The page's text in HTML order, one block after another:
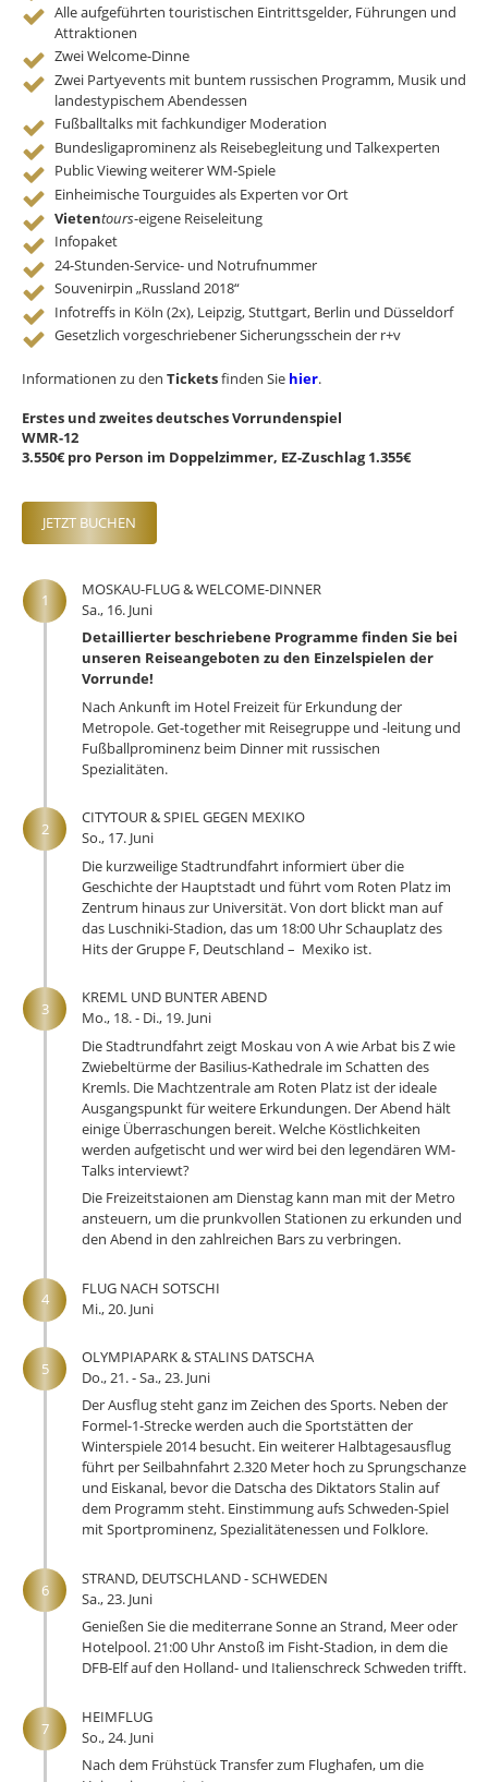
Alle aufgeführten touristischen Eintrittsgelder, Führungen und
Attraktionen
Zwei Welcome-Dinne
Zwei Partyevents mit buntem russischen Programm, Musik und
landestypischem Abendessen
Fußballtalks mit fachkundiger Moderation
Bundesligaprominenz als Reisebegleitung und Talkexperten
Public Viewing weiterer WM-Spiele
Einheimische Tourguides als Experten vor Ort
Vietentours-eigene Reiseleitung
Infopaket
24-Stunden-Service- und Notrufnummer
Souvenirpin „Russland 2018“
Infotreffs in Köln (2x), Leipzig, Stuttgart, Berlin und Düsseldorf
Gesetzlich vorgeschriebener Sicherungsschein der r+v
Informationen zu den Ticketsfinden Sie hier.
Erstes und zweites deutsches Vorrundenspiel
WMR-12
3.550€ pro Person im Doppelzimmer, EZ-Zuschlag 1.355€
JETZT BUCHEN
1
MOSKAU-FLUG & WELCOME-DINNER
Sa., 16. Juni
Detaillierter beschriebene Programme finden Sie bei
unseren Reiseangeboten zu den Einzelspielen der
Vorrunde!
Nach Ankunft im Hotel Freizeit für Erkundung der
Metropole. Get-together mit Reisegruppe und -leitung und
Fußballprominenz beim Dinner mit russischen
Spezialitäten.
2
CITYTOUR & SPIEL GEGEN MEXIKO
So., 17. Juni
Die kurzweilige Stadtrundfahrt informiert über die
Geschichte der Hauptstadt und führt vom Roten Platz im
Zentrum hinaus zur Universität. Von dort blickt man auf
das Luschniki-Stadion, das um 18:00 Uhr Schauplatz des
Hits der Gruppe F, Deutschland – Mexiko ist.
3
KREML UND BUNTER ABEND
Mo., 18. - Di., 19. Juni
Die Stadtrundfahrt zeigt Moskau von A wie Arbat bis Z wie
Zwiebeltürme der Basilius-Kathedrale im Schatten des
Kremls. Die Machtzentrale am Roten Platz ist der ideale
Ausgangspunkt für weitere Erkundungen. Der Abend hält
einige Überraschungen bereit. Welche Köstlichkeiten
werden aufgetischt und wer wird bei den legendären WM-
Talks interviewt?
Die Freizeitstaionen am Dienstag kann man mit der Metro
ansteuern, um die prunkvollen Stationen zu erkunden und
den Abend in den zahlreichen Bars zu verbringen.
4
FLUG NACH SOTSCHI
Mi., 20. Juni
5
OLYMPIAPARK & STALINS DATSCHA
Do., 21. - Sa., 23. Juni
Der Ausflug steht ganz im Zeichen des Sports. Neben der
Formel-1-Strecke werden auch die Sportstätten der
Winterspiele 2014 besucht. Ein weiterer Halbtagesausflug
führt per Seilbahnfahrt 2.320 Meter hoch zu Sprungschanze
und Eiskanal, bevor die Datscha des Diktators Stalin auf
dem Programm steht. Einstimmung aufs Schweden-Spiel
mit Sportprominenz, Spezialitätenessen und Folklore.
6
STRAND, DEUTSCHLAND - SCHWEDEN
Sa., 23. Juni
Genießen Sie die mediterrane Sonne an Strand, Meer oder
Hotelpool. 21:00 Uhr Anstoß im Fisht-Stadion, in dem die
DFB-Elf auf den Holland- und Italienschreck Schweden trifft.
7
HEIMFLUG
So., 24. Juni
Nach dem Frühstück Transfer zum Flughafen, um die